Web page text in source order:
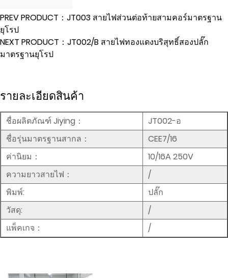
PREV PRODUCT：JT003 สายไฟส่วนต่อท้ายสามคอร์มาตรฐาน
ยุโรป
NEXT PRODUCT：JT002/B สายไฟทองแดงบริสุทธิ์สองปลั๊ก
มาตรฐานยุโรป
รายละเอียดสินค้า
ชื่อผลิตภัณฑ์ Jiying：
JT002-อ
ชื่อรุ่นมาตรฐานสากล：
CEE7/16
ค่านิยม：
10/16A 250V
ความยาวสายไฟ：
/
พิมพ์:
ปลั๊ก
วัสดุ:
/
แพ็คเกจ：
/